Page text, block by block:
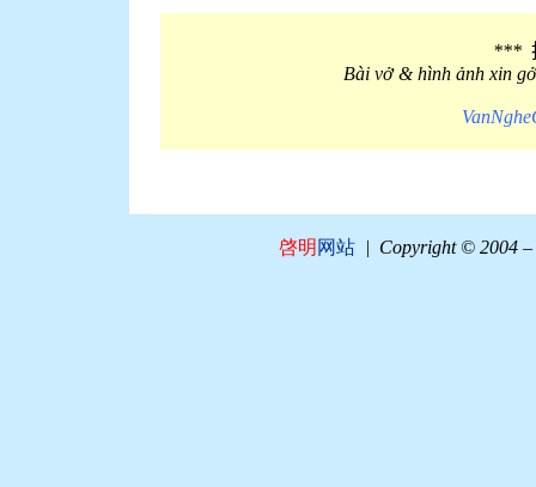
***
Bài vở & hình ảnh xin
啓明 网站| Copyright © 2004